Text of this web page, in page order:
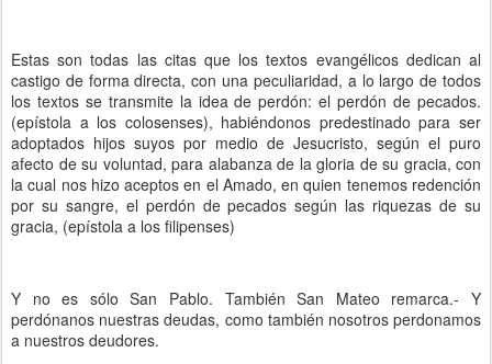
Estas son todas las citas que los textos evangélicos dedican al
castigo de forma directa, con una peculiaridad, a lo largo de todos
los textos se transmite la idea de perdón: el perdón de pecados.
(epístola a los colosenses), habiéndonos predestinado para ser
adoptados hijos suyos por medio de Jesucristo, según el puro
afecto de su voluntad, para alabanza de la gloria de su gracia, con
la cual nos hizo aceptos en el Amado, en quien tenemos redención
por su sangre, el perdón de pecados según las riquezas de su
gracia, (epístola a los filipenses)
Y no es sólo San Pablo. También San Mateo remarca.- Y
perdónanos nuestras deudas, como también nosotros perdonamos
a nuestros deudores.